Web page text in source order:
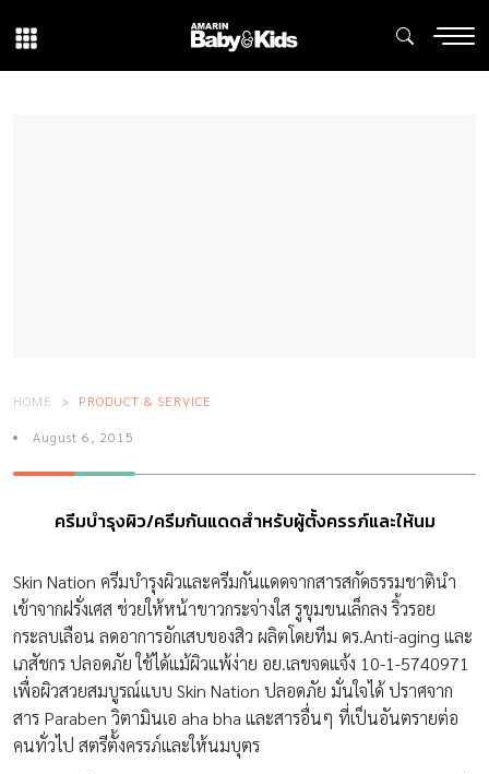
HOME PRODUCT & SERVICE
August 6, 2015
ครีมบำรุงผิว/ครีมกันแดดสำหรับผู้ตั้งครรภ์และให้นม
Skin Nation ครีมบำรุงผิวและครีมกันแดดจากสารสกัดธรรมชาตินำ
เข้าจากฝรั่งเศส ช่วยให้หน้าขาวกระจ่างใส รูขุมขนเล็กลง ริ้วรอย
กระลบเลือน ลดอาการอักเสบของสิว ผลิตโดยทีม ดร.Anti-aging และ
เภสัชกร ปลอดภัย ใช้ได้แม้ผิวแพ้ง่าย อย.เลขจดแจ้ง 10-1-5740971
เพื่อผิวสวยสมบูรณ์แบบ Skin Nation ปลอดภัย มั่นใจได้ ปราศจาก
สาร Paraben วิตามินเอ aha bha และสารอื่นๆ ที่เป็นอันตรายต่อ
คนทั่วไป สตรีตั้งครรภ์และให้นมบุตร